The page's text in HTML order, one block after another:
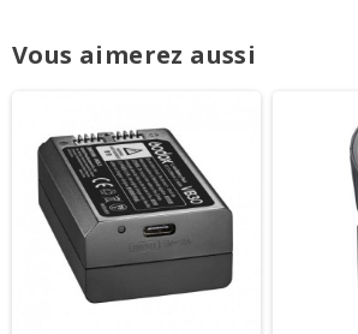
Vous aimerez aussi